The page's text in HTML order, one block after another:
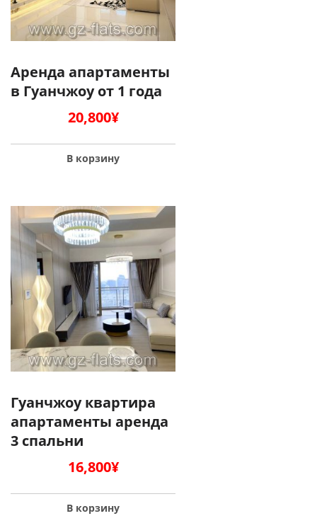
Аренда апартаменты
в Гуанчжоу от 1 года
20,800¥
В корзину
Гуанчжоу квартира
апартаменты аренда
3 спальни
16,800¥
В корзину